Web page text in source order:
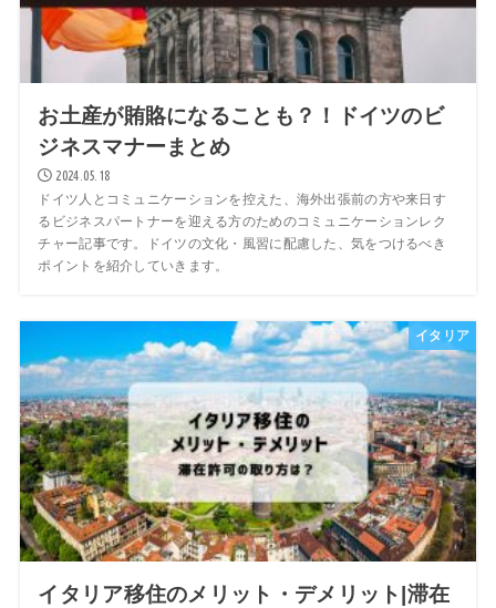
お土産が賄賂になることも？！ドイツのビ
ジネスマナーまとめ
2024.05.18
ドイツ人とコミュニケーションを控えた、海外出張前の方や来日す
るビジネスパートナーを迎える方のためのコミュニケーションレク
チャー記事です。ドイツの文化・風習に配慮した、気をつけるべき
ポイントを紹介していきます。
イタリア
イタリア移住のメリット・デメリット|滞在